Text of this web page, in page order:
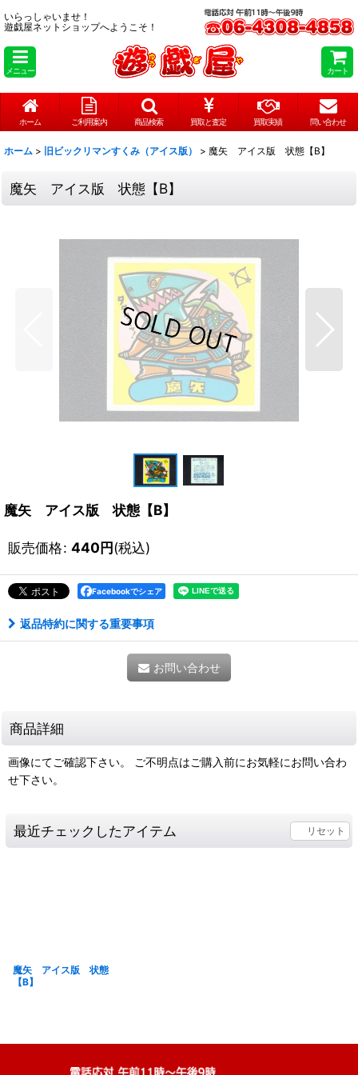
いらっしゃいませ！
遊戯屋ネットショップへようこそ！
メニュー カート
ホーム ご利用案内 商品検索 買取と査定 買取実績 問い合わせ
ホーム > 旧ビックリマンすくみ（アイス版） > 魔矢 アイス版 状態【B】
魔矢 アイス版 状態【B】
魔矢 アイス版 状態【B】
販売価格: 440円(税込)
Facebookでシェア
返品特約に関する重要事項
お問い合わせ
商品詳細
画像にてご確認下さい。 ご不明点はご購入前にお気軽にお問い合わ
せ下さい。
最近チェックしたアイテム リセット
魔矢 アイス版 状態
【B】